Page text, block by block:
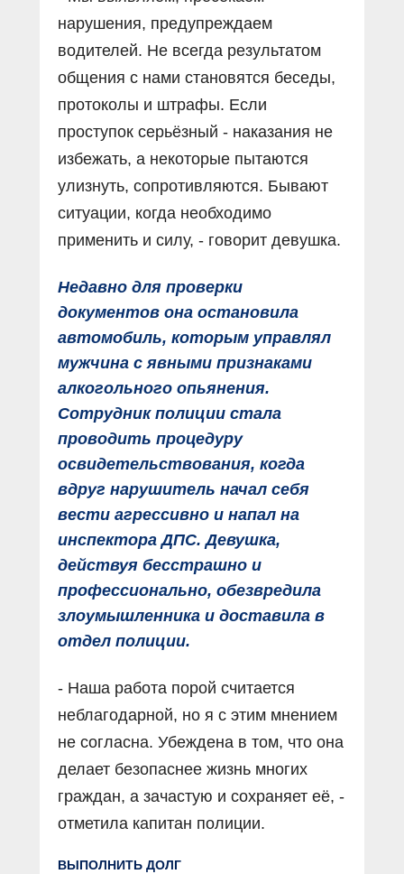
нарушения, предупреждаем
водителей. Не всегда результатом
общения с нами становятся беседы,
протоколы и штрафы. Если
проступок серьёзный - наказания не
избежать, а некоторые пытаются
улизнуть, сопротивляются. Бывают
ситуации, когда необходимо
применить и силу, - говорит девушка.
Недавно для проверки
документов она остановила
автомобиль, которым управлял
мужчина с явными признаками
алкогольного опьянения.
Сотрудник полиции стала
проводить процедуру
освидетельствования, когда
вдруг нарушитель начал себя
вести агрессивно и напал на
инспектора ДПС. Девушка,
действуя бесстрашно и
профессионально, обезвредила
злоумышленника и доставила в
отдел полиции.
- Наша работа порой считается
неблагодарной, но я с этим мнением
не согласна. Убеждена в том, что она
делает безопаснее жизнь многих
граждан, а зачастую и сохраняет её, -
отметила капитан полиции.
ВЫПОЛНИТЬ ДОЛГ